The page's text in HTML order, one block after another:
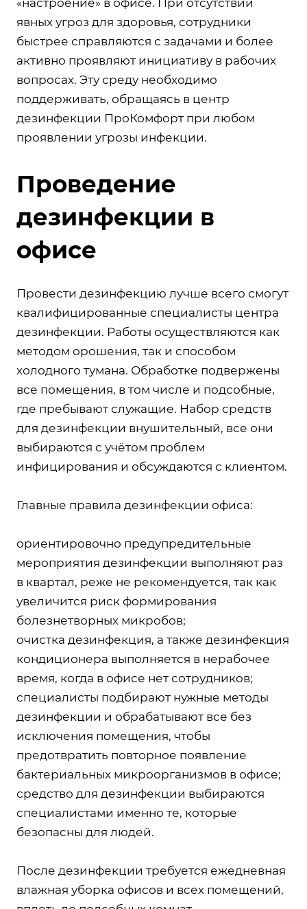
явных угроз для здоровья, сотрудники
быстрее справляются с задачами и более
активно проявляют инициативу в рабочих
вопросах. Эту среду необходимо
поддерживать, обращаясь в центр
дезинфекции ПроКомфорт при любом
проявлении угрозы инфекции.
Проведение
дезинфекции в
офисе
Провести дезинфекцию лучше всего смогут
квалифицированные специалисты центра
дезинфекции. Работы осуществляются как
методом орошения, так и способом
холодного тумана. Обработке подвержены
все помещения, в том числе и подсобные,
где пребывают служащие. Набор средств
для дезинфекции внушительный, все они
выбираются с учётом проблем
инфицирования и обсуждаются с клиентом.
Главные правила дезинфекции офиса:
ориентировочно предупредительные
мероприятия дезинфекции выполняют раз
в квартал, реже не рекомендуется, так как
увеличится риск формирования
болезнетворных микробов;
очистка дезинфекция, а также дезинфекция
кондиционера выполняется в нерабочее
время, когда в офисе нет сотрудников;
специалисты подбирают нужные методы
дезинфекции и обрабатывают все без
исключения помещения, чтобы
предотвратить повторное появление
бактериальных микроорганизмов в офисе;
средство для дезинфекции выбираются
специалистами именно те, которые
безопасны для людей.
После дезинфекции требуется ежедневная
влажная уборка офисов и всех помещений,